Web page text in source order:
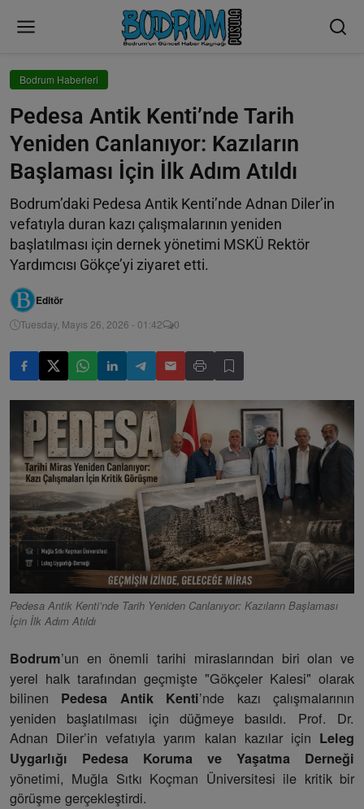
Bodrum Haberleri
Pedesa Antik Kenti’nde Tarih
Yeniden Canlanıyor: Kazıların
Başlaması İçin İlk Adım Atıldı
Bodrum’daki Pedesa Antik Kenti’nde Adnan Diler’in
vefatıyla duran kazı çalışmalarının yeniden
başlatılması için dernek yönetimi MSKÜ Rektör
Yardımcısı Gökçe’yi ziyaret etti.
Editör
Tuesday, Mayıs 26, 2026 - 01:42 0
Pedesa Antik Kenti’nde Tarih Yeniden Canlanıyor: Kazıların Başlaması
İçin İlk Adım Atıldı
Bodrum’un en önemli tarihi miraslarından biri olan ve
yerel halk tarafından geçmişte "Gökçeler Kalesi" olarak
bilinen Pedesa Antik Kenti’nde kazı çalışmalarının
yeniden başlatılması için düğmeye basıldı. Prof. Dr.
Adnan Diler’in vefatıyla yarım kalan kazılar için Leleg
Uygarlığı Pedesa Koruma ve Yaşatma Derneği
yönetimi, Muğla Sıtkı Koçman Üniversitesi ile kritik bir
görüşme gerçekleştirdi.